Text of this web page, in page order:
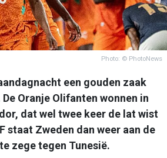
Photo: © PhotoNews
een gouden zaak
De Oranje Olifanten wonnen in
dat wel twee keer de lat wist
staat Zweden dan weer aan de
zege tegen Tunesië.